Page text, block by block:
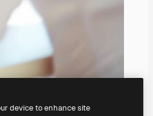
device to enhance site